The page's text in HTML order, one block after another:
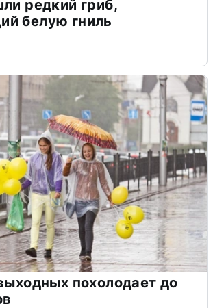
редкий гриб,
белую гниль
похолодает до